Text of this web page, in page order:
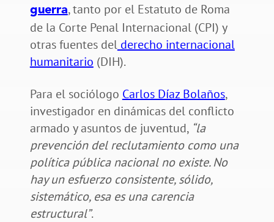
guerra, tanto por el Estatuto de Roma
de la Corte Penal Internacional (CPI) y
otras fuentes delderecho internacional
humanitario (DIH).
Para el sociólogo Carlos Díaz Bolaños,
investigador en dinámicas del conflicto
armado y asuntos de juventud, “la
prevención del reclutamiento como una
política pública nacional no existe. No
hay un esfuerzo consistente, sólido,
sistemático, esa es una carencia
estructural”.